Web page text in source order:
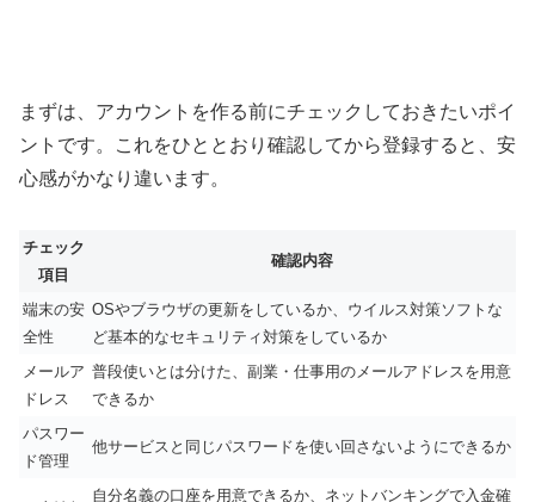
まずは、アカウントを作る前にチェックしておきたいポイ
ントです。これをひととおり確認してから登録すると、安
心感がかなり違います。
チェック
項目
確認内容
端末の安
全性
OSやブラウザの更新をしているか、ウイルス対策ソフトな
ど基本的なセキュリティ対策をしているか
メールア
ドレス
普段使いとは分けた、副業・仕事用のメールアドレスを用意
できるか
パスワー
ド管理
他サービスと同じパスワードを使い回さないようにできるか
自分名義の口座を用意できるか、ネットバンキングで入金確